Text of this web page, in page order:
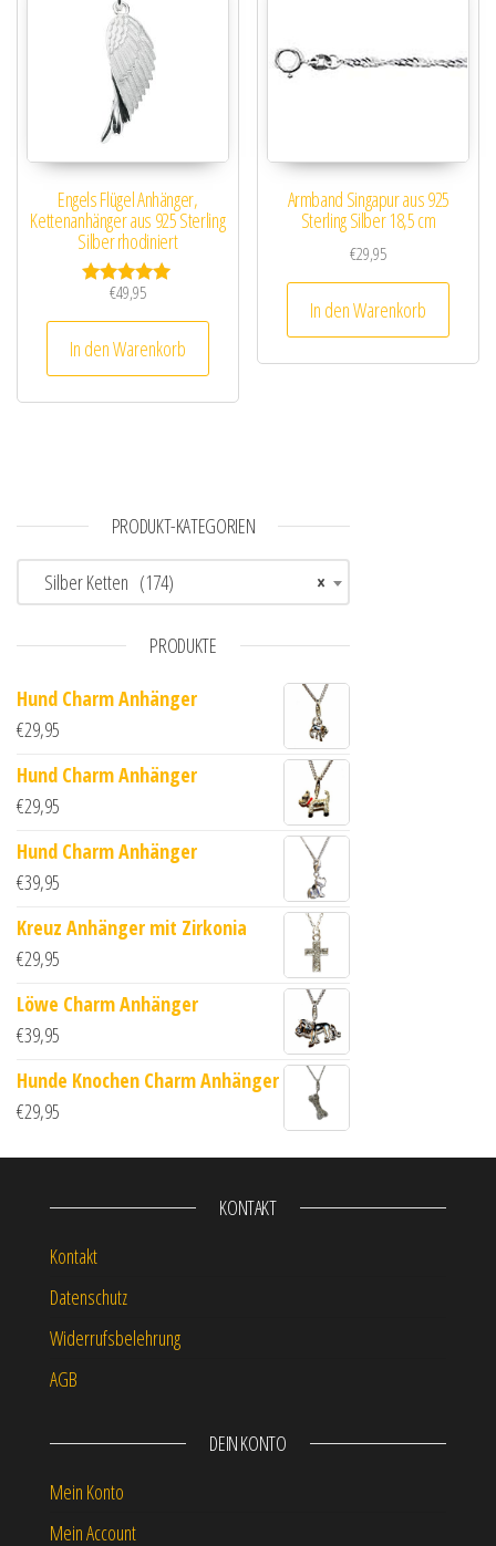
Engels Flügel Anhänger,
Kettenanhänger aus 925 Sterling
Silber rhodiniert
Bewertet mit
€49,95
In den Warenkorb
Armband Singapur aus 925
Sterling Silber 18,5 cm
€29,95
In den Warenkorb
PRODUKT-KATEGORIEN
×
Silber Ketten (174)
PRODUKTE
Hund Charm Anhänger
€29,95
Hund Charm Anhänger
€29,95
Hund Charm Anhänger
€39,95
Kreuz Anhänger mit Zirkonia
€29,95
Löwe Charm Anhänger
€39,95
Hunde Knochen Charm Anhänger
€29,95
KONTAKT
Kontakt
Datenschutz
Widerrufsbelehrung
AGB
DEIN KONTO
Mein Konto
Mein Account